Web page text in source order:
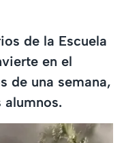
de la Escuela
en el
de una semana,
alumnos.